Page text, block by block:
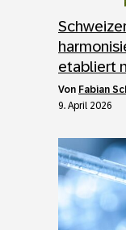
etabliert
von Fabian
9. April 2026